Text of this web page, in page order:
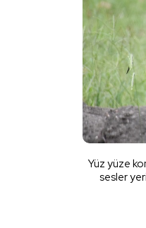
Yüz yüze
sesler